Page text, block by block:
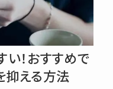
！おすすめで
抑える方法